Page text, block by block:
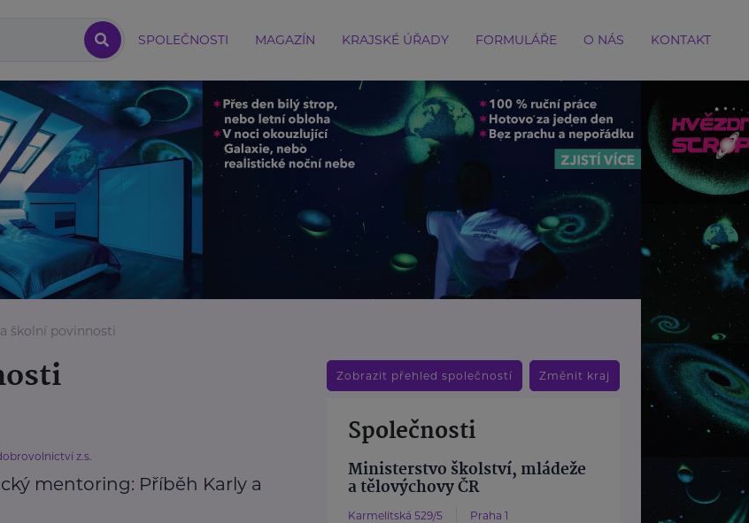
SPOLEČNOSTI MAGAZÍN KRAJSKÉ ÚŘADY FORMULÁŘE O NÁS KONTAKT
školní povinnosti
z.s.
mentoring: Příběh Karly a
Zobrazit přehled společností Změnit kraj
Společnosti
Ministerstvo školství, mládeže
a tělovýchovy ČR
Karmelitská 529/5 Praha 1